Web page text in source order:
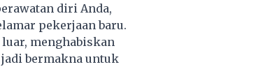
diri Anda,
pekerjaan baru.
menghabiskan
bermakna untuk